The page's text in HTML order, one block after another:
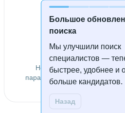
Большое
поиска
Мы улучшили поиск
специалистов —
быстрее, удобнее и
больше кандидатов.
Назад
Специалисты
Не удалось найти
параметрам. Попробуйте